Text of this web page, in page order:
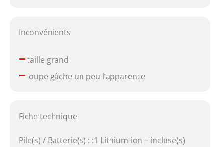
Inconvénients
–taille grand
–loupe gâche un peu l’apparence
Fiche technique
Pile(s) / Batterie(s) : :1 Lithium-ion – incluse(s)